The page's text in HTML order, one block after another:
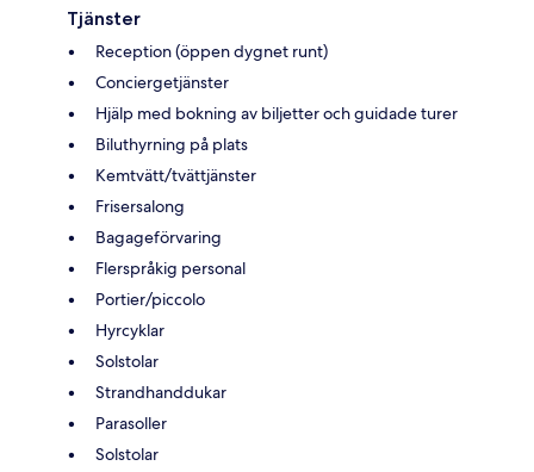
Tjänster
Reception (öppen dygnet runt)
Conciergetjänster
Hjälp med bokning av biljetter och guidade turer
Biluthyrning på plats
Kemtvätt/tvättjänster
Frisersalong
Bagageförvaring
Flerspråkig personal
Portier/piccolo
Hyrcyklar
Solstolar
Strandhanddukar
Parasoller
Solstolar